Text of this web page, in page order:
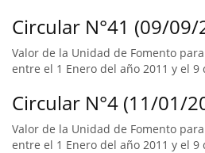
Circular N°41 (09/09/
Valor de la Unidad de Fomento
entre el 1 Enero del año 2011 y el 9
Circular N°4 (11/01/
Valor de la Unidad de Fomento
entre el 1 Enero del año 2011 y el 9